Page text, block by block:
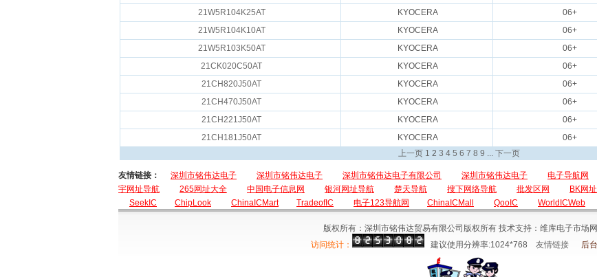
21W5R104K25AT
KYOCERA 06+
21W5R104K10AT
KYOCERA 06+
21W5R103K50AT
KYOCERA 06+
21CK020C50AT
KYOCERA 06+
21CH820J50AT
KYOCERA 06+
21CH470J50AT
KYOCERA 06+
21CH221J50AT
KYOCERA 06+
21CH181J50AT
KYOCERA 06+
上一页 1 2 3 4 5 6 7 8 9 ... 下一页
友情链接： 深圳市铭伟达电子 深圳市铭伟达电子 深圳市铭伟达电子有限公司 深圳市铭伟达电子 电子导航网
宇网址导航
265网址大全 中国电子信息网 银河网址导航 楚天导航 搜下网络导航 批发区网 BK网
SeekIC
ChipLook ChinaICMart TradeofIC 电子123导航网 ChinaICMall QooIC WorldICWeb
版权所有：深圳市铭伟达贸易有限公司版权所有 技术支持：维库电子市场网
访问统计：
建议使用分辨率:1024*768 友情链接 后